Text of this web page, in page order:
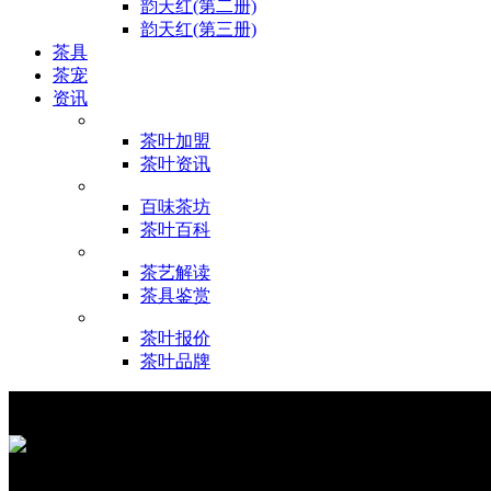
韵天红(第二册)
韵天红(第三册)
茶具
茶宠
资讯
茶叶加盟
茶叶资讯
百味茶坊
茶叶百科
茶艺解读
茶具鉴赏
茶叶报价
茶叶品牌